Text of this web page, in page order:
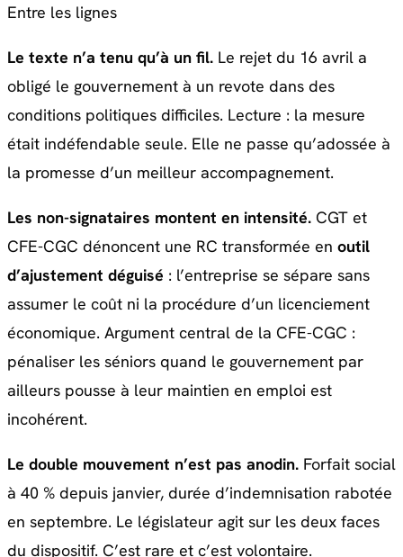
Entre les lignes
Le texte n’a tenu qu’à un fil. Le rejet du 16 avril a
obligé le gouvernement à un revote dans des
conditions politiques difficiles. Lecture : la mesure
était indéfendable seule. Elle ne passe qu’adossée à
la promesse d’un meilleur accompagnement.
Les non-signataires montent en intensité. CGT et
CFE-CGC dénoncent une RC transformée en outil
d’ajustement déguisé : l’entreprise se sépare sans
assumer le coût ni la procédure d’un licenciement
économique. Argument central de la CFE-CGC :
pénaliser les séniors quand le gouvernement par
ailleurs pousse à leur maintien en emploi est
incohérent.
Le double mouvement n’est pas anodin. Forfait social
à 40 % depuis janvier, durée d’indemnisation rabotée
en septembre. Le législateur agit sur les deux faces
du dispositif. C’est rare et c’est volontaire.